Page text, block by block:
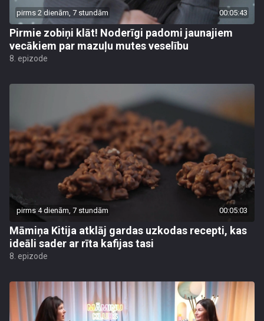
pirms 2 dienām, 7 stundām 00:05:43
Pirmie zobiņi klāt! Noderīgi padomi jaunajiem
vecākiem par mazuļu mutes veselību
8. epizode
pirms 4 dienām, 7 stundām 00:05:03
Māmiņa Kitija atklāj gardas uzkodas recepti, kas
ideāli sader ar rīta kafijas tasi
8. epizode